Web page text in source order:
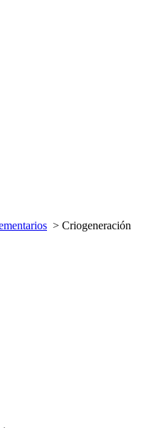
> Criogeneración